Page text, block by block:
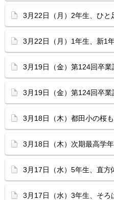
3月22日（月）2年生、ひと
3月22日（月）1年生、新1
3月19日（金）第124回卒
3月19日（金）第124回卒
3月18日（木）都田小の桜
3月18日（木）次期最高学
3月17日（水）5年生、直方
3月17日（水）3年生、そろ